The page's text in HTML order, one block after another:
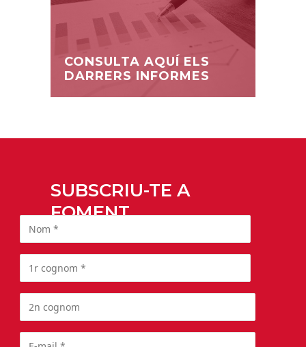
CONSULTA AQUÍ ELS
DARRERS INFORMES
SUBSCRIU-TE A
FOMENT